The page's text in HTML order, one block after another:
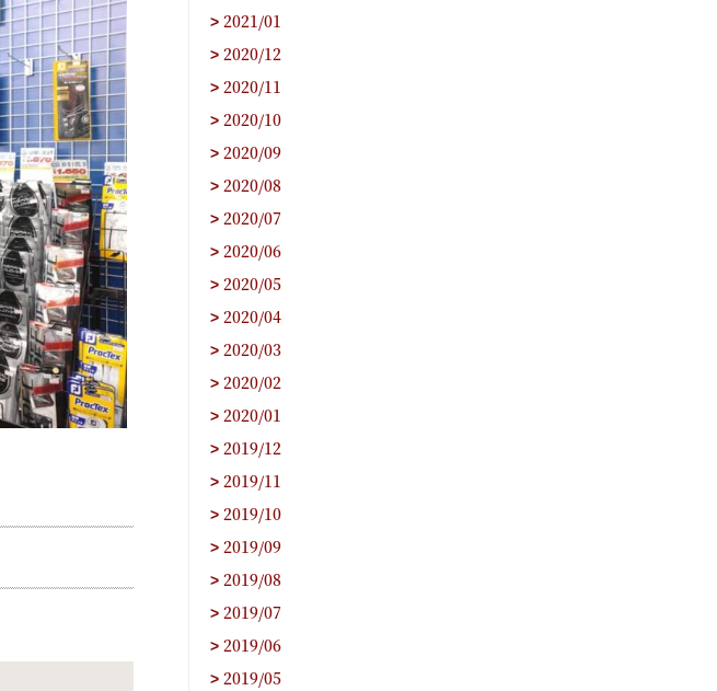
> 2021/01
> 2020/12
> 2020/11
> 2020/10
> 2020/09
> 2020/08
> 2020/07
> 2020/06
> 2020/05
> 2020/04
> 2020/03
> 2020/02
> 2020/01
> 2019/12
> 2019/11
> 2019/10
> 2019/09
> 2019/08
> 2019/07
> 2019/06
> 2019/05